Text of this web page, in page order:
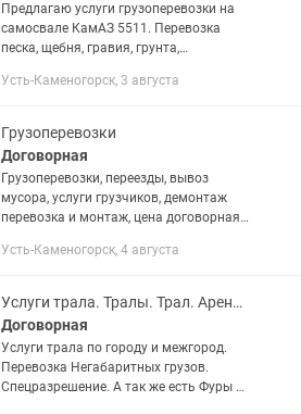
Предлагаю услуги грузоперевозки на
самосвале КамАЗ 5511. Перевозка
песка, щебня, гравия, грунта,
сыпучих материалов. Оперативная
Усть-Каменогорск, 3 августа
Грузоперевозки
Договорная
Грузоперевозки, переезды, вывоз
мусора, услуги грузчиков, демонтаж
перевозка и монтаж, цена договорная,
Усть-Каменогорск, 4 августа
Услуги трала. Тралы. Трал. Аренда трала. Фура. Тент
Договорная
Услуги трала по городу и межгород.
Перевозка Негабаритных грузов.
Спецразрешение. А так же есть Фуры и